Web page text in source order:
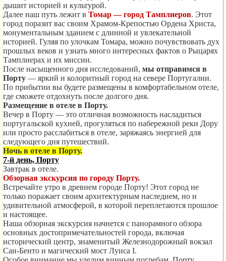
дышит историей и культурой.
Далее наш путь лежит в Томар — город Тамплиеров. Этот
город поразит вас своим Храмом-Крепостью Ордена Христа,
монументальным зданием с длинной и увлекательной
историей. Гуляя по улочкам Томара, можно почувствовать дух
прошлых веков и узнать много интересных фактов о Рыцарях
Тамплиерах и их миссии.
После насыщенного дня исследований, мы отправимся в
Порту — яркий и колоритный город на севере Португалии.
По прибытии вы будете размещены в комфортабельном отеле,
где сможете отдохнуть после долгого дня.
Размещение в отеле в Порту.
Вечер в Порту — это отличная возможность насладиться
португальской кухней, прогуляться по набережной реки Дору
или просто расслабиться в отеле, заряжаясь энергией для
следующего дня путешествий.
Ночь в отеле в Порту.
7-й день, Порту
Завтрак в отеле.
Обзорная экскурсия по городу Порту.
Встречайте утро в древнем городе Порту! Этот город не
только поражает своим архитектурным наследием, но и
удивительной атмосферой, в которой переплетаются прошлое
и настоящее.
Наша обзорная экскурсия начнется с панорамного обзора
основных достопримечательностей города, включая
исторический центр, знаменитый Железнодорожный вокзал
Сан-Бенто и магический мост Луиса I.